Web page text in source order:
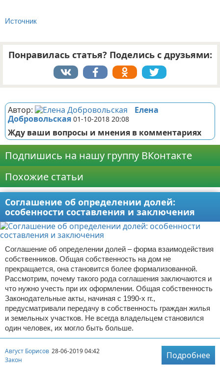
Источник
Понравилась статья? Поделись с друзьями:
Автор:
Елена
Добровольская 01-10-2018 20:08
Жду ваши вопросы и мнения в комментариях
Подпишись на нашу группу ВКонтакте
Похожие статьи
Соглашение об определении долей:
особенности составления и заключения
Соглашение об определении долей – форма взаимодействия
собственников. Общая собственность на дом не
прекращается, она становится более формализованной.
Рассмотрим, почему такого рода соглашения заключаются и
что нужно учесть при их оформлении. Общая собственность
Законодательные акты, начиная с 1990-х гг.,
предусматривали передачу в собственность граждан жилья
и земельных участков. Не всегда владельцем становился
один человек, их могло быть больше.
Август Борисов 28-06-2019 04:42
Закон
Подробнее